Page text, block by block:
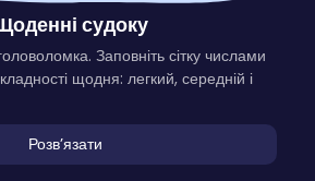
судоку
Заповніть сітку числами
щодня: легкий, середній і
Розвʼязати